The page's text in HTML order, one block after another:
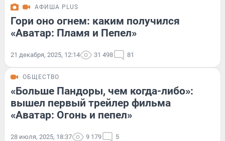
АФИША PLUS
Гори оно огнем: каким получился
«Аватар: Пламя и Пепел»
21 декабря, 2025, 12:14 31 498 81
ОБЩЕСТВО
«Больше Пандоры, чем когда-либо»:
вышел первый трейлер фильма
«Аватар: Огонь и пепел»
28 июля, 2025, 18:37 9 179 5